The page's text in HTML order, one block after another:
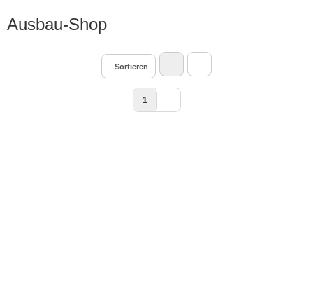
Ausbau-Shop
Sortieren
1